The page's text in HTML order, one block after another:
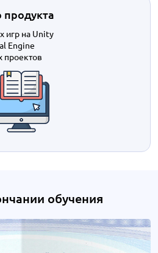
продукта
игр на Unity
Engine
проектов
обучения